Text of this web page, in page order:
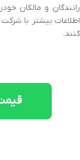
رانندگان و مالکان
اطلاعات بیشتر با
کنند.